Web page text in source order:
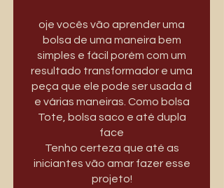
oje vocês vão aprender uma
bolsa de uma maneira bem
simples e fácil porém com um
resultado transformador e uma
peça que ele pode ser usada d
e várias maneiras. Como bolsa
Tote, bolsa saco e até dupla
face
Tenho certeza que até as
iniciantes vão amar fazer esse
projeto!